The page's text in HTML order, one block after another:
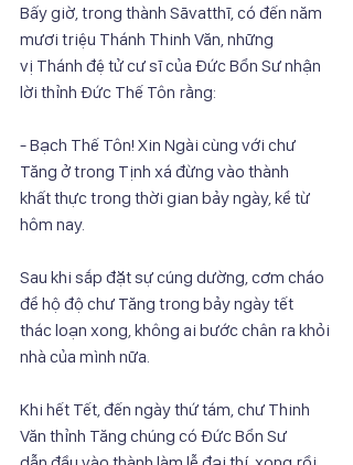
Bấy giờ, trong thành Sāvatthī, có đến năm
mươi triệu Thánh Thinh Văn, những
vị Thánh đệ tử cư sĩ của Đức Bổn Sư nhận
lời thỉnh Đức Thế Tôn rằng:
- Bạch Thế Tôn! Xin Ngài cùng với chư
Tăng ở trong Tịnh xá đừng vào thành
khất thực trong thời gian bảy ngày, kể từ
hôm nay.
Sau khi sắp đặt sự cúng dường, cơm cháo
để hộ độ chư Tăng trong bảy ngày tết
thác loạn xong, không ai bước chân ra khỏi
nhà của mình nữa.
Khi hết Tết, đến ngày thứ tám, chư Thinh
Văn thỉnh Tăng chúng có Đức Bổn Sư